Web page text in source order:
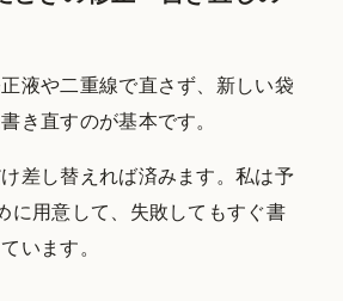
液や二重線で直さず、新しい袋
き直すのが基本です。
差し替えれば済みます。私は予
に用意して、失敗してもすぐ書
います。